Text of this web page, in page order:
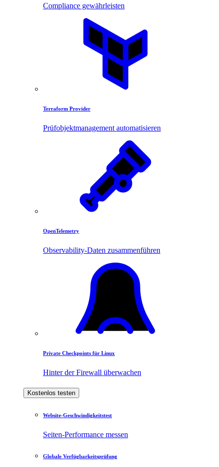
Compliance gewährleisten
Terraform Provider
Prüfobjektmanagement automatisieren
OpenTelemetry
Observability-Daten zusammenführen
Private Checkpoints für Linux
Hinter der Firewall überwachen
Kostenlos testen
Website-Geschwindigkeitstest
Seiten-Performance messen
Globale Verfügbarkeitsprüfung